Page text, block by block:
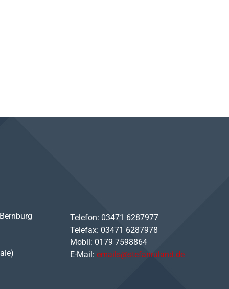
Telefon: 03471 6287977
Telefax: 03471 6287978
Mobil: 0179 7598864
E-Mail: emails@stefanruland.de